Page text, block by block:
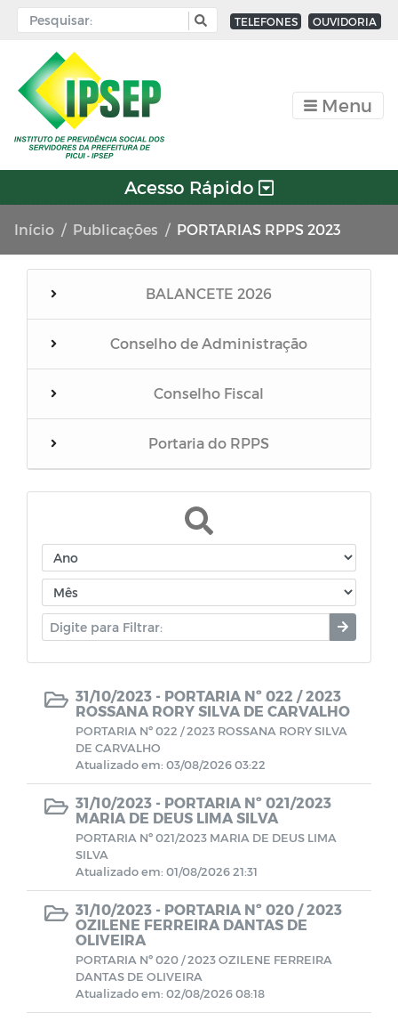
TELEFONES OUVIDORIA
Menu
Acesso Rápido
Início Publicações PORTARIAS RPPS 2023
BALANCETE 2026
Conselho de Administração
Conselho Fiscal
Portaria do RPPS
Balanços
RREO do RPPS
Eventos
Folha inativos
Folha Pensionista
Demonstrativo Previdenciários DAIR
Demonstrativo Previdenciários DEPIN
Demonstrativo Previdenciários DIPR
Demonstrativos Previdenciários DRAA
31/10/2023 - PORTARIA Nº 022 / 2023
ROSSANA RORY SILVA DE CARVALHO
PORTARIA Nº 022 / 2023 ROSSANA RORY SILVA
DE CARVALHO
Atualizado em: 03/08/2026 03:22
31/10/2023 - PORTARIA Nº 021/2023
MARIA DE DEUS LIMA SILVA
PORTARIA Nº 021/2023 MARIA DE DEUS LIMA
SILVA
Atualizado em: 01/08/2026 21:31
31/10/2023 - PORTARIA Nº 020 / 2023
OZILENE FERREIRA DANTAS DE
OLIVEIRA
PORTARIA Nº 020 / 2023 OZILENE FERREIRA
DANTAS DE OLIVEIRA
Atualizado em: 02/08/2026 08:18